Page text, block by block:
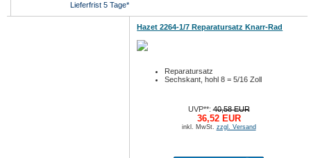
Lieferfrist 5 Tage*
Hazet 2264-1/7 Reparatursatz Knarr-Rad
Reparatursatz
Sechskant, hohl 8 = 5/16 Zoll
UVP**:40,58 EUR
36,52 EUR
inkl. MwSt. zzgl. Versand